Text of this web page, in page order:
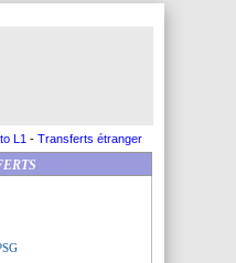
L1 - Transferts étranger